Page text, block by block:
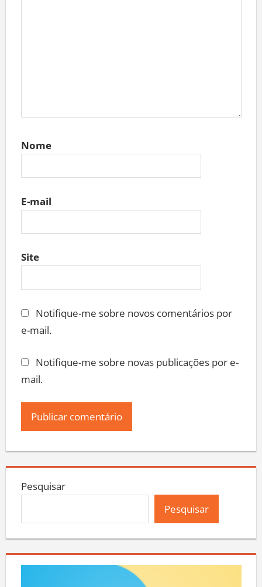
Nome
E-mail
Site
Notifique-me sobre novos comentários por
e-mail.
Notifique-me sobre novas publicações por e-
mail.
Pesquisar
Pesquisar